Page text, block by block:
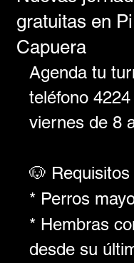
gratuitas en
Capuera
Agenda tu
teléfono
viernes de 8
🐶
* Perros
* Hembras
desde su